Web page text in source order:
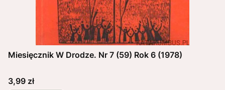
Miesięcznik W Drodze. Nr 7 (59) Rok 6 (1978)
Cena
3,99 zł